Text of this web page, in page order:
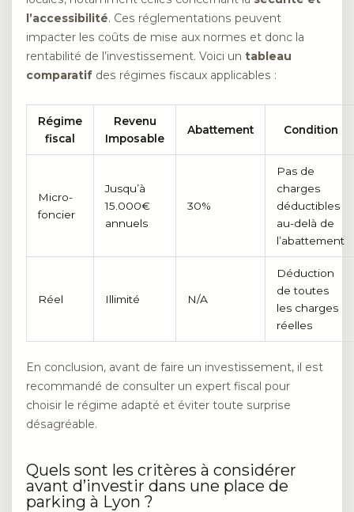
l’accessibilité. Ces réglementations peuvent
impacter les coûts de mise aux normes et donc la
rentabilité de l’investissement. Voici un tableau
comparatif des régimes fiscaux applicables :
Régime
fiscal
Revenu
Imposable
Abattement Condition
Micro-
foncier
Jusqu’à
15.000€
annuels
30%
Pas de
charges
déductibles
au-delà de
l’abattement
Réel Illimité N/A
Déduction
de toutes
les charges
réelles
En conclusion, avant de faire un investissement, il est
recommandé de consulter un expert fiscal pour
choisir le régime adapté et éviter toute surprise
désagréable.
Quels sont les critères à considérer
avant d’investir dans une place de
parking à Lyon ?